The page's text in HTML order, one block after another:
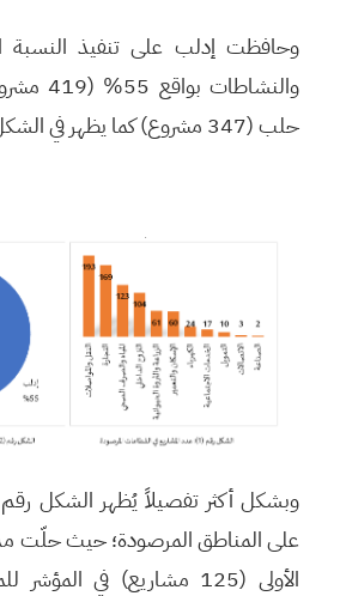
وحافظت إدلب على تنفيذ النسبة
حلب (347 مشروع) كما يظهر في الشكل رقم (2).
على المناطق المرصودة؛ حيث حلّت
الأولى (125 مشاريع) في